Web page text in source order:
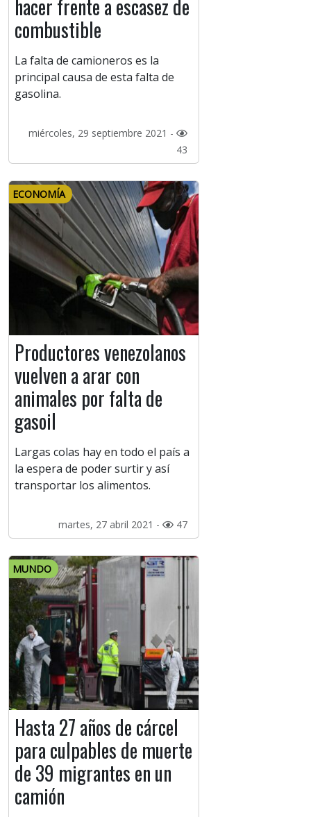
hacer frente a escasez de
combustible
La falta de camioneros es la
principal causa de esta falta de
gasolina.
miércoles, 29 septiembre 2021 -
43
ECONOMÍA
Productores venezolanos
vuelven a arar con
animales por falta de
gasoil
Largas colas hay en todo el país a
la espera de poder surtir y así
transportar los alimentos.
martes, 27 abril 2021 - 47
MUNDO
Hasta 27 años de cárcel
para culpables de muerte
de 39 migrantes en un
camión